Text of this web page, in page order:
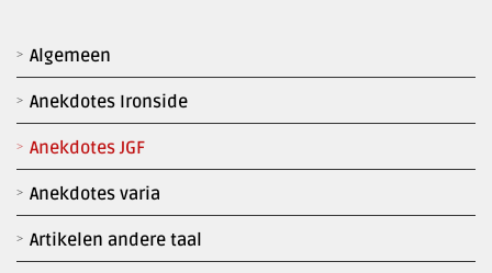
Algemeen
Anekdotes Ironside
Anekdotes JGF
Anekdotes varia
Artikelen andere taal